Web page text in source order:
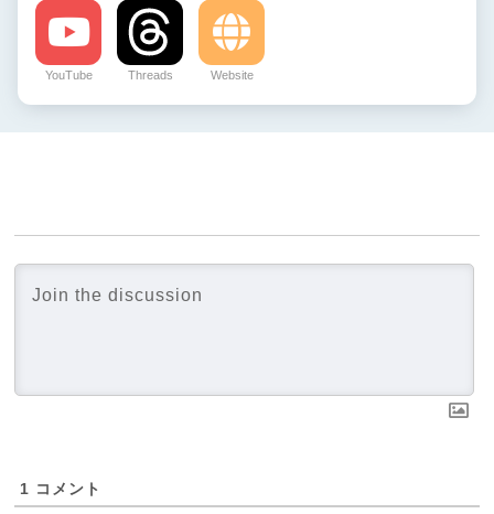
YouTube Threads Website
1 コメント